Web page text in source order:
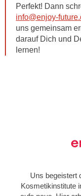
Perfekt! Dann
info@enjoy-
uns gemeinsam
darauf Dich und
lernen!
Uns begeistert
Kosmetikinstitute